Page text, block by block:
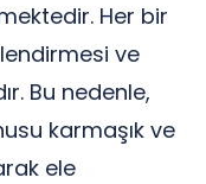
Her bir
ve
Bu nedenle,
karmaşık ve
ele